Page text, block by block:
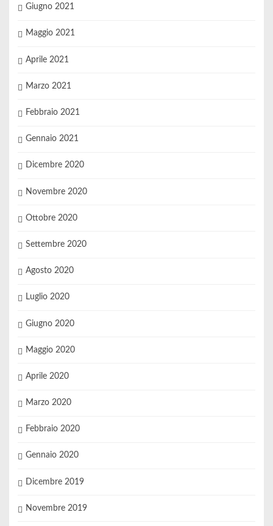
Giugno 2021
Maggio 2021
Aprile 2021
Marzo 2021
Febbraio 2021
Gennaio 2021
Dicembre 2020
Novembre 2020
Ottobre 2020
Settembre 2020
Agosto 2020
Luglio 2020
Giugno 2020
Maggio 2020
Aprile 2020
Marzo 2020
Febbraio 2020
Gennaio 2020
Dicembre 2019
Novembre 2019